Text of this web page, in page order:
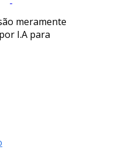
meramente
I.A para